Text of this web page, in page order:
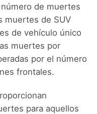
de muertes
muertes de SUV
de vehículo único
muertes por
por el número
frontales.
para aquellos